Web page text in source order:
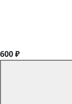
600 ₽